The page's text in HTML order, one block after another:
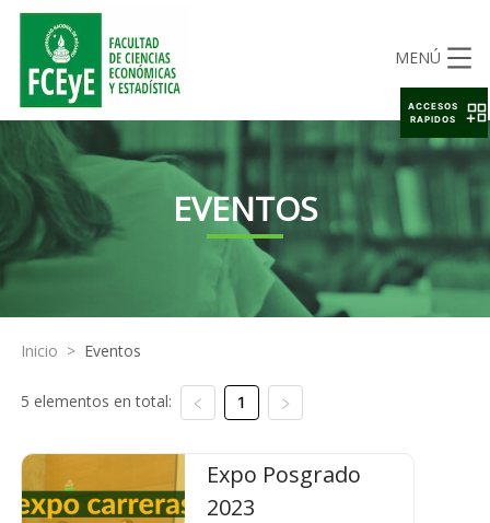
MENÚ
EVENTOS
Inicio > Eventos
5 elementos en total: 1
Expo Posgrado
2023
ACCESOS
RAPIDOS